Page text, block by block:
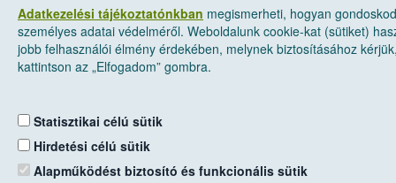
Adatkezelési tájékoztatónkban megismerheti, hogyan
személyes adatai védelméről. Weboldalunk cookie-kat (sütiket)
jobb felhasználói élmény érdekében, melynek biztosításához
kattintson az „Elfogadom” gombra.
Statisztikai célú sütik
Hirdetési célú sütik
Alapműködést biztosító és funkcionális sütik